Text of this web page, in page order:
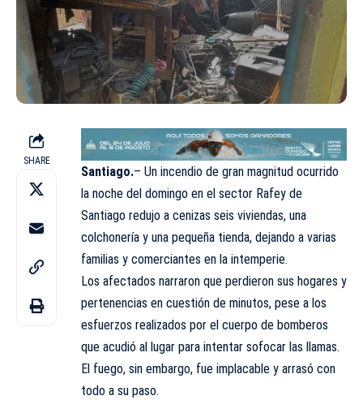
SHARE
Santiago.– Un incendio de gran magnitud ocurrido
la noche del domingo en el sector Rafey de
Santiago redujo a cenizas seis viviendas, una
colchonería y una pequeña tienda, dejando a varias
familias y comerciantes en la intemperie.
Los afectados narraron que perdieron sus hogares y
pertenencias en cuestión de minutos, pese a los
esfuerzos realizados por el cuerpo de bomberos
que acudió al lugar para intentar sofocar las llamas.
El fuego, sin embargo, fue implacable y arrasó con
todo a su paso.